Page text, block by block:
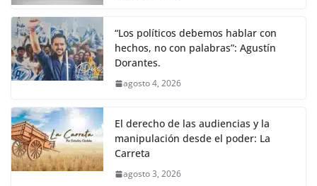
“Los políticos debemos hablar con
hechos, no con palabras”: Agustín
Dorantes.
agosto 4, 2026
El derecho de las audiencias y la
manipulación desde el poder: La
Carreta
agosto 3, 2026